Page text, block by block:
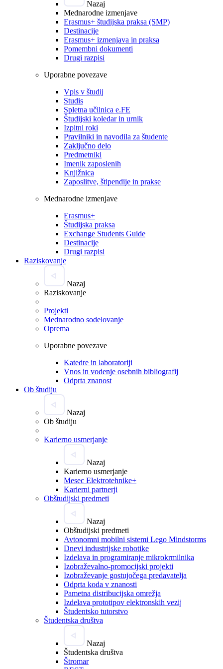
Nazaj
Mednarodne izmenjave
Erasmus+ študijska praksa (SMP)
Destinacije
Erasmus+ izmenjava in praksa
Pomembni dokumenti
Drugi razpisi
Uporabne povezave
Vpis v študij
Studis
Spletna učilnica e.FE
Študijski koledar in urnik
Izpitni roki
Pravilniki in navodila za študente
Zaključno delo
Predmetniki
Imenik zaposlenih
Knjižnica
Zaposlitve, štipendije in prakse
Mednarodne izmenjave
Erasmus+
Študijska praksa
Exchange Students Guide
Destinacije
Drugi razpisi
Raziskovanje
Nazaj
Raziskovanje
Projekti
Mednarodno sodelovanje
Oprema
Uporabne povezave
Katedre in laboratoriji
Vnos in vodenje osebnih bibliografij
Odprta znanost
Ob študiju
Nazaj
Ob študiju
Karierno usmerjanje
Nazaj
Karierno usmerjanje
Mesec Elektrotehnike+
Karierni partnerji
Obštudijski predmeti
Nazaj
Obštudijski predmeti
Avtonomni mobilni sistemi Lego Mindstorms
Dnevi industrijske robotike
Izdelava in programiranje mikrokrmilnika
Izobraževalno-promocijski projekti
Izobraževanje gostujočega predavatelja
Odprta koda v znanosti
Pametna distribucijska omrežja
Izdelava prototipov elektronskih vezij
Študentsko tutorstvo
Študentska društva
Nazaj
Študentska društva
Štromar